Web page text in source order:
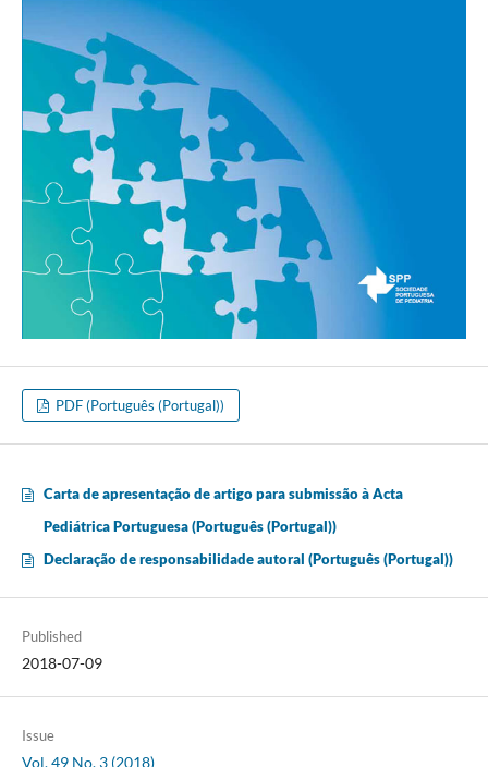
PDF (Português (Portugal))
Carta de apresentação de artigo para submissão à Acta
Pediátrica Portuguesa (Português (Portugal))
Declaração de responsabilidade autoral (Português (Portugal))
Published
2018-07-09
Issue
Vol. 49 No. 3 (2018)